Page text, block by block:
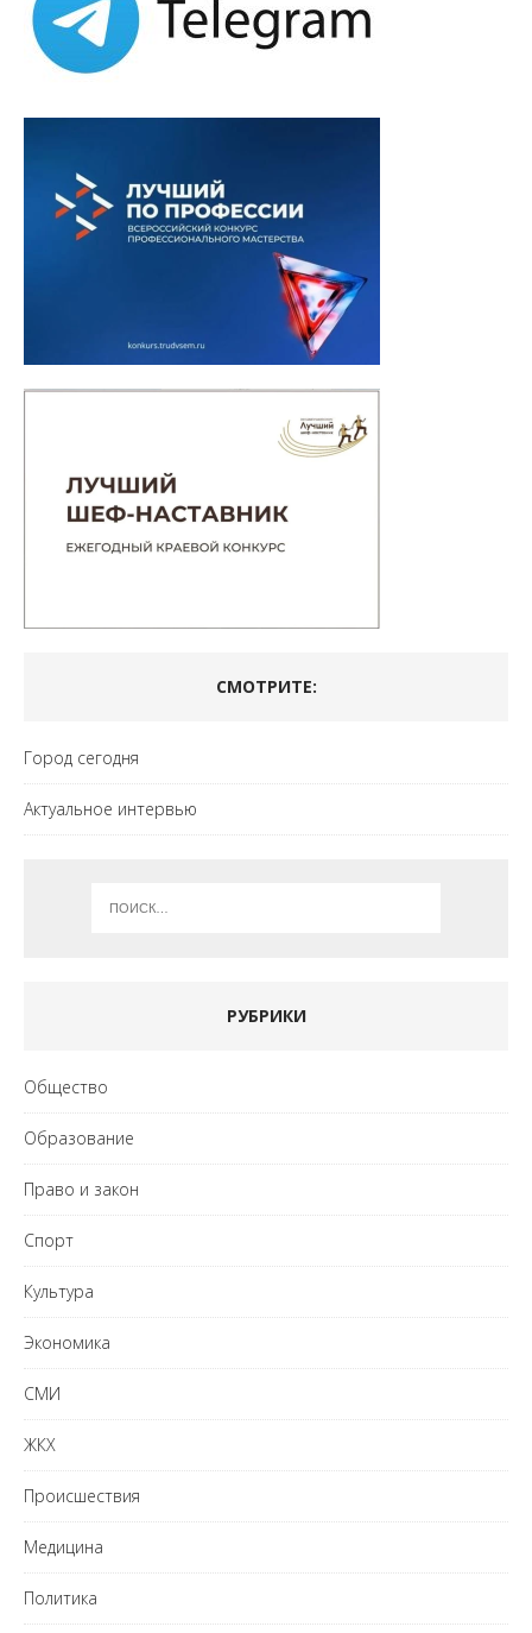
СМОТРИТЕ:
Город сегодня
Актуальное интервью
РУБРИКИ
Общество
Образование
Право и закон
Спорт
Культура
Экономика
СМИ
ЖКХ
Происшествия
Медицина
Политика